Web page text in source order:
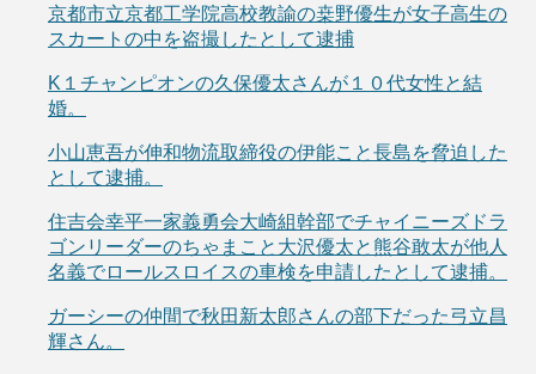
京都市立京都工学院高校教諭の桒野優生が女子高生の
スカートの中を盗撮したとして逮捕
K１チャンピオンの久保優太さんが１０代女性と結
婚。
小山恵吾が伸和物流取締役の伊能こと長島を脅迫した
として逮捕。
住吉会幸平一家義勇会大崎組幹部でチャイニーズドラ
ゴンリーダーのちゃまこと大沢優太と熊谷敢太が他人
名義でロールスロイスの車検を申請したとして逮捕。
ガーシーの仲間で秋田新太郎さんの部下だった弓立昌
輝さん。